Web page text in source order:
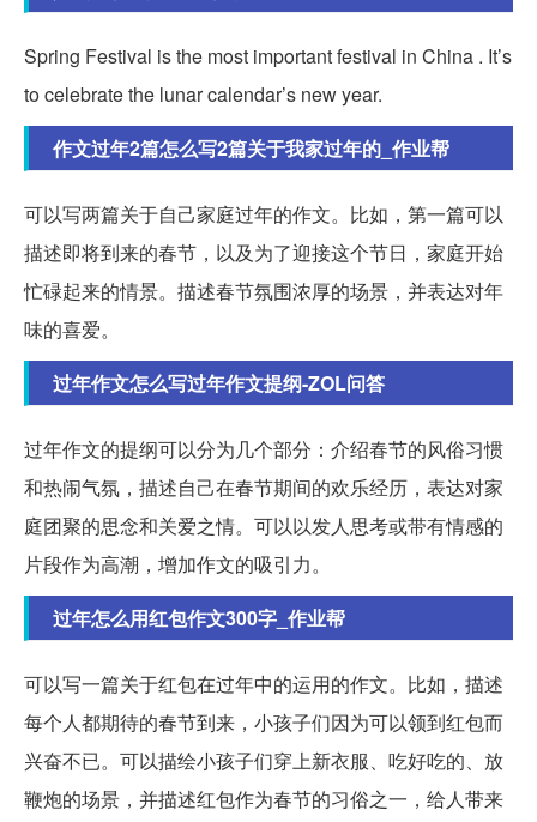
Spring Festival is the most important festival in China . It’s
to celebrate the lunar calendar’s new year.
作文过年2篇怎么写2篇关于我家过年的_作业帮
可以写两篇关于自己家庭过年的作文。比如，第一篇可以
描述即将到来的春节，以及为了迎接这个节日，家庭开始
忙碌起来的情景。描述春节氛围浓厚的场景，并表达对年
味的喜爱。
过年作文怎么写过年作文提纲-ZOL问答
过年作文的提纲可以分为几个部分：介绍春节的风俗习惯
和热闹气氛，描述自己在春节期间的欢乐经历，表达对家
庭团聚的思念和关爱之情。可以以发人思考或带有情感的
片段作为高潮，增加作文的吸引力。
过年怎么用红包作文300字_作业帮
可以写一篇关于红包在过年中的运用的作文。比如，描述
每个人都期待的春节到来，小孩子们因为可以领到红包而
兴奋不已。可以描绘小孩子们穿上新衣服、吃好吃的、放
鞭炮的场景，并描述红包作为春节的习俗之一，给人带来